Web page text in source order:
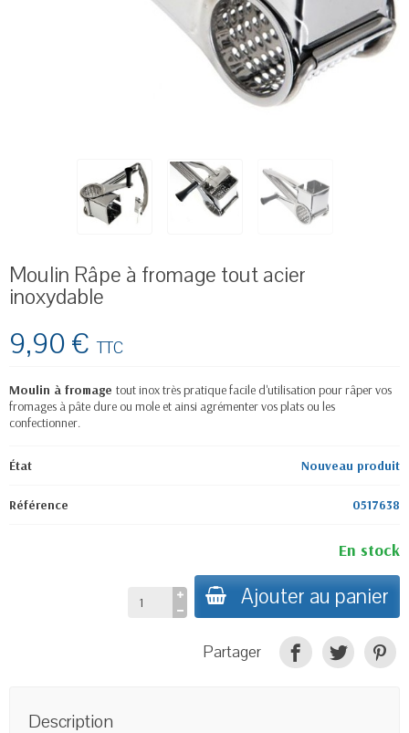
Moulin Râpe à fromage tout acier
inoxydable
9,90 €TTC
Moulin à fromage tout inox très pratique facile d'utilisation pour râper vos
fromages à pâte dure ou mole et ainsi agrémenter vos plats ou les
confectionner.
État Nouveau produit
Référence 0517638
En stock
Ajouter au panier
Partager
Description